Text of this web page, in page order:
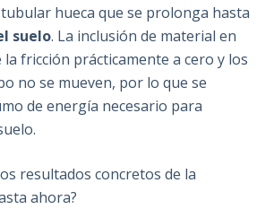
hueca que se prolonga hasta
suelo. La inclusión de material en
fricción prácticamente a cero y los
no se mueven, por lo que se
de energía necesario para
resultados concretos de la
ahora?